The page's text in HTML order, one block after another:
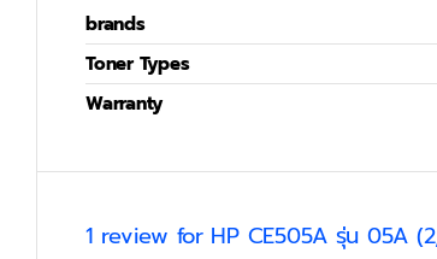
brands
Toner Types
Warranty
1 review for HP CE505A รุ่น 05A